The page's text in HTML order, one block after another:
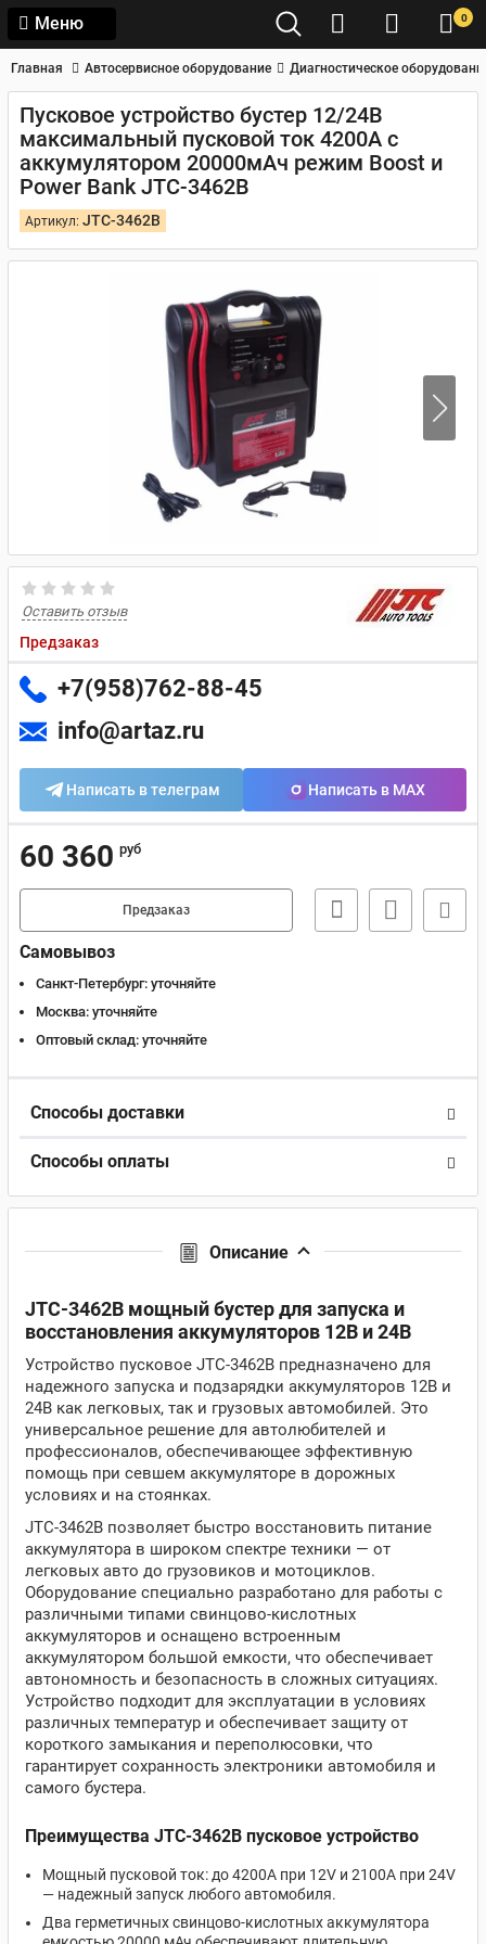
Меню 0
Главная Автосервисное оборудование Диагностическое
Пусковое устройство бустер 12/24В
максимальный пусковой ток 4200А с
аккумулятором 20000мАч режим Boost и
Power Bank JTC-3462B
Артикул: JTC-3462B
Оставить отзыв
Предзаказ
+7(958)762-88-45
info@artaz.ru
Написать в телеграм Написать в MAX
60 360 руб
Предзаказ
Самовывоз
Санкт-Петербург: уточняйте
Москва: уточняйте
Оптовый склад: уточняйте
Способы доставки
Способы оплаты
Описание
JTC-3462B мощный бустер для запуска и
восстановления аккумуляторов 12В и 24В
Устройство пусковое JTC-3462B предназначено для
надежного запуска и подзарядки аккумуляторов 12В и
24В как легковых, так и грузовых автомобилей. Это
универсальное решение для автолюбителей и
профессионалов, обеспечивающее эффективную
помощь при севшем аккумуляторе в дорожных
условиях и на стоянках.
JTC-3462B позволяет быстро восстановить питание
аккумулятора в широком спектре техники — от
легковых авто до грузовиков и мотоциклов.
Оборудование специально разработано для работы с
различными типами свинцово-кислотных
аккумуляторов и оснащено встроенным
аккумулятором большой емкости, что обеспечивает
автономность и безопасность в сложных ситуациях.
Устройство подходит для эксплуатации в условиях
различных температур и обеспечивает защиту от
короткого замыкания и переполюсовки, что
гарантирует сохранность электроники автомобиля и
самого бустера.
Преимущества JTC-3462B пусковое устройство
Мощный пусковой ток: до 4200А при 12V и 2100А при 24V
— надежный запуск любого автомобиля.
Два герметичных свинцово-кислотных аккумулятора